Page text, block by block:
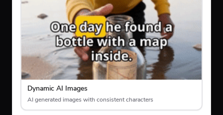
Dynamic AI Images
AI generated images with consistent characters